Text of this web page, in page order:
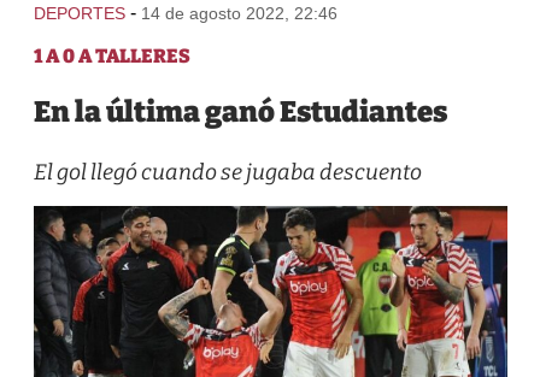
DEPORTES - 14 de agosto 2022, 22:46
1 A 0 A TALLERES
En la última ganó Estudiantes
El gol llegó cuando se jugaba descuento